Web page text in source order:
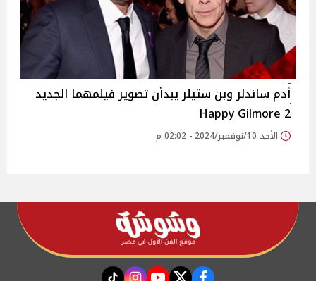
أدم ساندلر وبن ستيلر يبدأن تصوير فيلمهما الجديد
Happy Gilmore 2
الأحد 10/نوفمبر/2024 - 02:02 م